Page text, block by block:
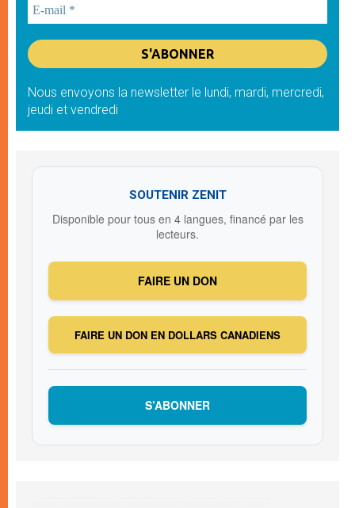
Nous envoyons la newsletter le lundi, mardi, mercredi,
jeudi et vendredi
SOUTENIR ZENIT
Disponible pour tous en 4 langues, financé par les
lecteurs.
FAIRE UN DON
FAIRE UN DON EN DOLLARS CANADIENS
S’ABONNER